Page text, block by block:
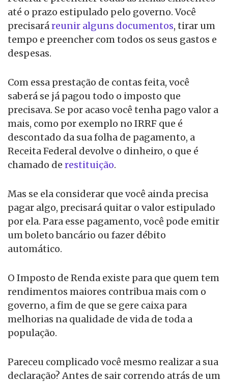
até o prazo estipulado pelo governo. Você
precisaráreunir alguns documentos, tirar um
tempo e preencher com todos os seus gastos e
despesas.
Com essa prestação de contas feita, você
saberá se já pagou todo o imposto que
precisava. Se por acaso você tenha pago valor a
mais, como por exemplo no IRRF que é
descontado da sua folha de pagamento, a
Receita Federal devolve o dinheiro, o que é
chamado de restituição.
Mas se ela considerar que você ainda precisa
pagar algo, precisará quitar o valor estipulado
por ela. Para esse pagamento, você pode emitir
um boleto bancário ou fazer débito
automático.
O Imposto de Renda existe para que quem tem
rendimentos maiores contribua mais com o
governo, a fim de que se gere caixa para
melhorias na qualidade de vida de toda a
população.
Pareceu complicado você mesmo realizar a sua
declaração? Antes de sair correndo atrás de um